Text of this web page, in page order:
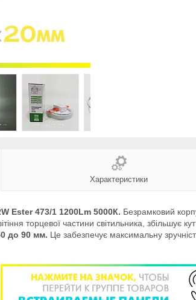
Характеристики
Ester 473/1 1200Lm 5000К. Безрамковий
торцевої частини світильника, збільшує кут
до 90 мм. Це забезпечує максимальну